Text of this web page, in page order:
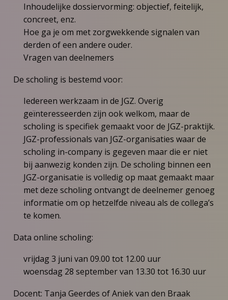
Inhoudelijke dossiervorming: objectief, feitelijk,
concreet, enz.
Hoe ga je om met zorgwekkende signalen van
derden of een andere ouder.
Vragen van deelnemers
De scholing is bestemd voor:
Iedereen werkzaam in de JGZ. Overig
geïnteresseerden zijn ook welkom, maar de
scholing is specifiek gemaakt voor de JGZ-praktijk.
JGZ-professionals van JGZ-organisaties waar de
scholing in-company is gegeven maar die er niet
bij aanwezig konden zijn. De scholing binnen een
JGZ-organisatie is volledig op maat gemaakt maar
met deze scholing ontvangt de deelnemer genoeg
informatie om op hetzelfde niveau als de collega’s
te komen.
Data online scholing:
vrijdag 3 juni van 09.00 tot 12.00 uur
woensdag 28 september van 13.30 tot 16.30 uur
Docent: Tanja Geerdes of Aniek van den Braak